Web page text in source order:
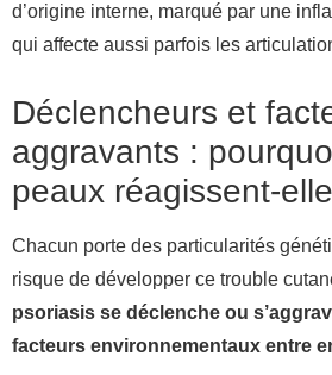
d’origine interne, marqué par une
qui affecte aussi parfois les
Déclencheurs et
aggravants :
peaux réagissent-
Chacun porte des particularités
risque de développer ce trouble
psoriasis se déclenche ou
facteurs environnementaux entre